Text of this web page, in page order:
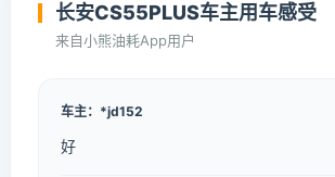
长安CS55PLUS车主用车感受
来自小熊油耗App用户
车主：*jd152
好